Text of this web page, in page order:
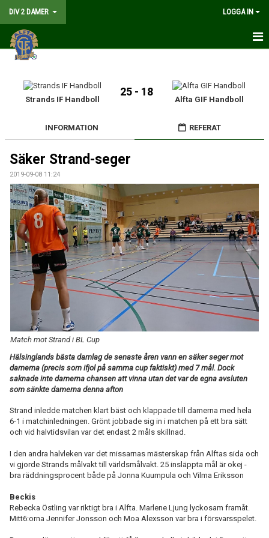
DIV 2 DAMER LOGGA IN
HEM
NYHETER
MATCHER
KALENDER
TRUPPEN
DOKUMENT
KONTAKT
LIVESÄNDNING
TABELL
Strands IF Handboll
25 - 18
Alfta GIF Handboll
INFORMATION REFERAT
Säker Strand-seger
2019-09-08 11:24
Match mot Strand i BL Cup
Hälsinglands bästa damlag de senaste åren vann en säker seger mot
damerna (precis som ifjol på samma cup faktiskt) med 7 mål. Dock
saknade inte damerna chansen att vinna utan det var de egna avsluten
som sänkte damerna denna afton
Strand inledde matchen klart bäst och klappade till damerna med hela
6-1 i matchinledningen. Grönt jobbade sig in i matchen på ett bra sätt
och vid halvtidsvilan var det endast 2 måls skillnad.
I den andra halvleken var det missarnas mästerskap från Alftas sida och
vi gjorde Strands målvakt till världsmålvakt. 25 insläppta mål är okej -
bra räddningsprocent både på Jonna Kuumpula och Vilma Eriksson
Beckis
Rebecka Östling var riktigt bra i Alfta. Marlene Ljung lyckosam framåt.
Mitt6:orna Jennifer Jonsson och Moa Alexsson var bra i försvarsspelet.